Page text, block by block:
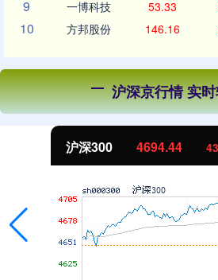
9 一博科技 53.33
10 方邦股份 146.16
沪深京行情 实
沪深300 4694.44